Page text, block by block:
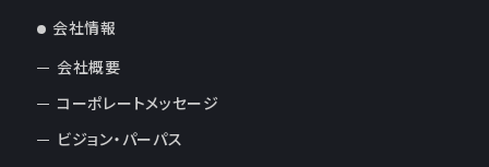
会社情報
会社概要
コーポレートメッセージ
ビジョン・パーパス